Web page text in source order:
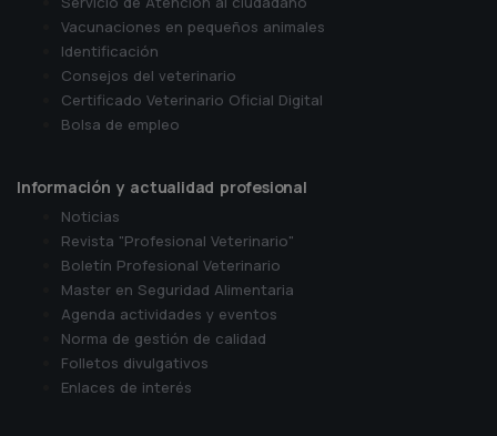
Vacunaciones en pequeños animales
Identificación
Consejos del veterinario
Certificado Veterinario Oficial Digital
Bolsa de empleo
Información y actualidad profesional
Noticias
Revista "Profesional Veterinario"
Boletín Profesional Veterinario
Master en Seguridad Alimentaria
Agenda actividades y eventos
Norma de gestión de calidad
Folletos divulgativos
Enlaces de interés